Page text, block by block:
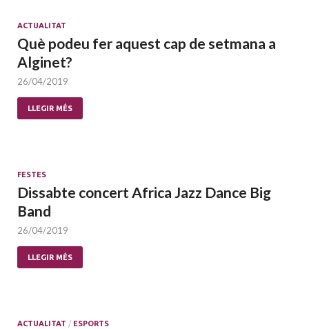
ACTUALITAT
Què podeu fer aquest cap de setmana a
Alginet?
26/04/2019
LLEGIR MÉS
FESTES
Dissabte concert Africa Jazz Dance Big
Band
26/04/2019
LLEGIR MÉS
ACTUALITAT / ESPORTS